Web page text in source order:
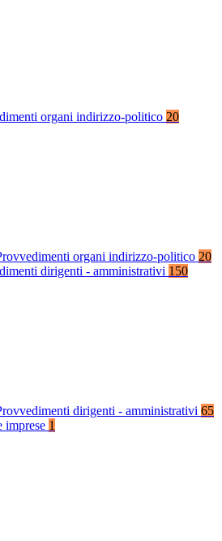
organi indirizzo-politico 20
organi indirizzo-politico 20
dirigenti - amministrativi 150
dirigenti - amministrativi 65
imprese 1